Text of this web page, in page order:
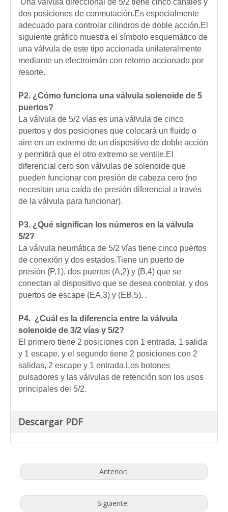
Una válvula direccional de 5/2 tiene cinco canales y
dos posiciones de conmutación.Es especialmente
adecuado para controlar cilindros de doble acción.El
siguiente gráfico muestra el símbolo esquemático de
una válvula de este tipo accionada unilateralmente
mediante un electroimán con retorno accionado por
resorte.
P2. ¿Cómo funciona una válvula solenoide de 5
puertos?
La válvula de 5/2 vías es una válvula de cinco
puertos y dos posiciones que colocará un fluido o
aire en un extremo de un dispositivo de doble acción
y permitirá que el otro extremo se ventile.El
diferencial cero son válvulas de solenoide que
pueden funcionar con presión de cabeza cero (no
necesitan una caída de presión diferencial a través
de la válvula para funcionar).
P3. ¿Qué significan los números en la válvula
5/2?
La válvula neumática de 5/2 vías tiene cinco puertos
de conexión y dos estados.Tiene un puerto de
presión (P,1), dos puertos (A,2) y (B,4) que se
conectan al dispositivo que se desea controlar, y dos
puertos de escape (EA,3) y (EB,5). .
P4. ¿Cuál es la diferencia entre la válvula
solenoide de 3/2 vías y 5/2?
El primero tiene 2 posiciones con 1 entrada, 1 salida
y 1 escape, y el segundo tiene 2 posiciones con 2
salidas, 2 escape y 1 entrada.Los botones
pulsadores y las válvulas de retención son los usos
principales del 5/2.
Descargar PDF
Anterior:
Siguiente: